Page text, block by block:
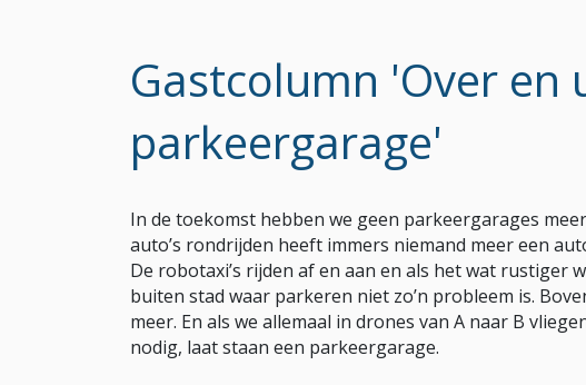
Gastcolumn 'Over en
parkeergarage'
In de toekomst hebben we geen parkeergarages
auto’s rondrijden heeft immers niemand meer een
De robotaxi’s rijden af en aan en als het wat rustiger
buiten stad waar parkeren niet zo’n probleem is.
meer. En als we allemaal in drones van A naar B
nodig, laat staan een parkeergarage.